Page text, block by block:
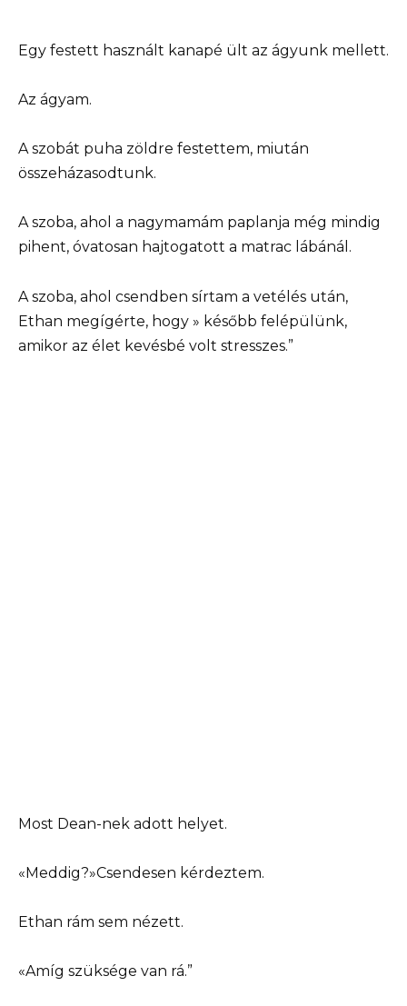
Egy festett használt kanapé ült az ágyunk mellett.
Az ágyam.
A szobát puha zöldre festettem, miután
összeházasodtunk.
A szoba, ahol a nagymamám paplanja még mindig
pihent, óvatosan hajtogatott a matrac lábánál.
A szoba, ahol csendben sírtam a vetélés után,
Ethan megígérte, hogy » később felépülünk,
amikor az élet kevésbé volt stresszes.”
Most Dean-nek adott helyet.
«Meddig?»Csendesen kérdeztem.
Ethan rám sem nézett.
«Amíg szüksége van rá.”